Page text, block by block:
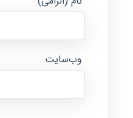
وب‌سایت